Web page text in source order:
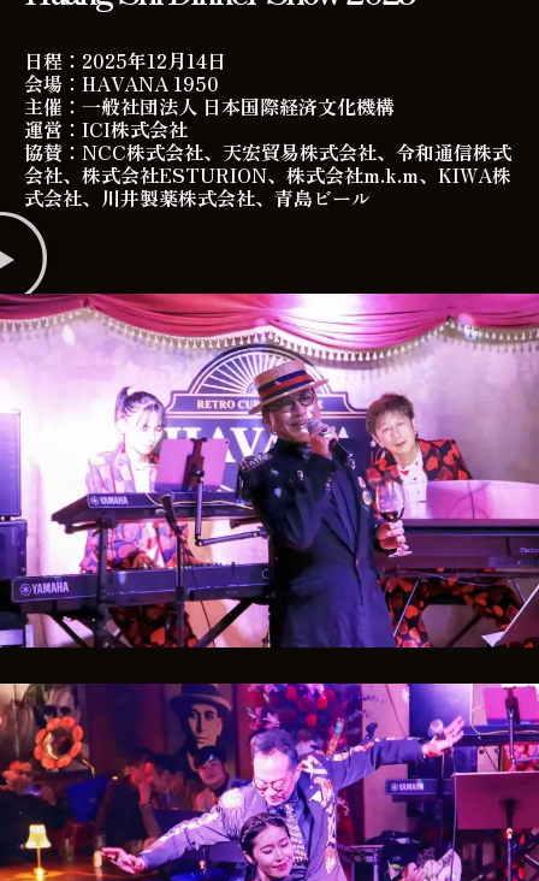
日程：2025年12月14日
会場：HAVANA 1950
主催：一般社団法人 日本国際経済文化機構
運営：ICI株式会社
協賛：NCC株式会社、天宏貿易株式会社、令和通信株式
会社、株式会社ESTURION、株式会社m.k.m、KIWA株
式会社、川井製薬株式会社、青島ビール